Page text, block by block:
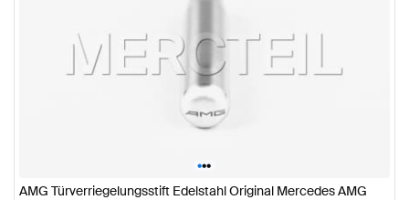
•••
AMG Türverriegelungsstift Edelstahl Original Mercedes AMG